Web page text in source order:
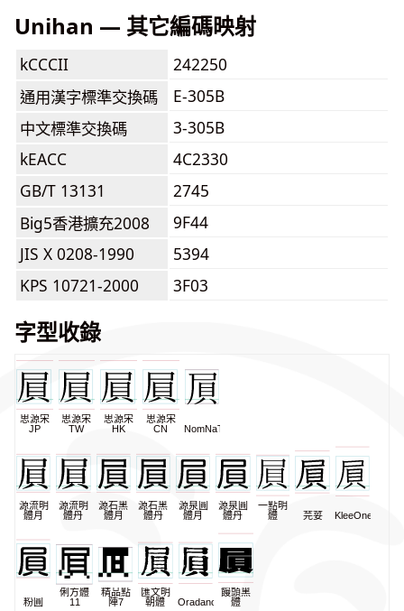
Unihan — 其它編碼映射
kCCCII
242250
通用漢字標準交換碼
E-305B
中文標準交換碼
3-305B
kEACC
4C2330
GB/T 13131
2745
Big5香港擴充2008
9F44
JIS X 0208-1990
5394
KPS 10721-2000
3F03
字型收錄
思源宋
JP
思源宋
TW
思源宋
HK
思源宋
CN
NomNaTong
源流明
體月
源流明
體丹
源石黑
體月
源石黑
體丹
源泉圓
體月
源泉圓
體丹
一點明
體
芫荽 KleeOne
粉圓
俐方體
11
精品點
陣7
匯文明
朝體
Oradano
饅頭黑
體